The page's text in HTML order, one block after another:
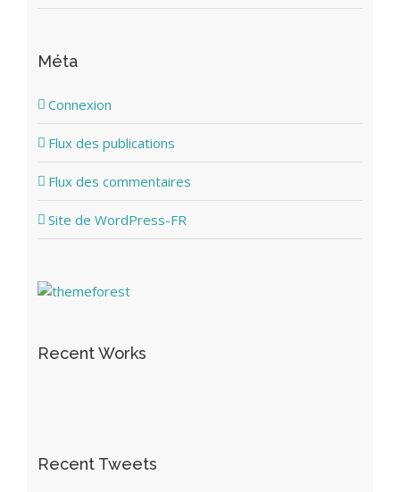
Méta
Connexion
Flux des publications
Flux des commentaires
Site de WordPress-FR
Recent Works
Recent Tweets